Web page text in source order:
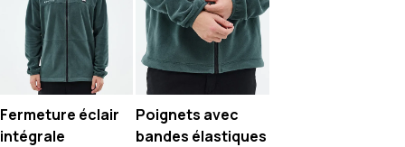
Fermeture éclair
intégrale
Poignets avec
bandes élastiques